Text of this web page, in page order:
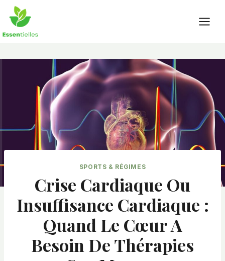
Skip
content
SPORTS & RÉGIMES
Crise Cardiaque Ou
Insuffisance Cardiaque :
Quand Le Cœur A
Besoin De Thérapies